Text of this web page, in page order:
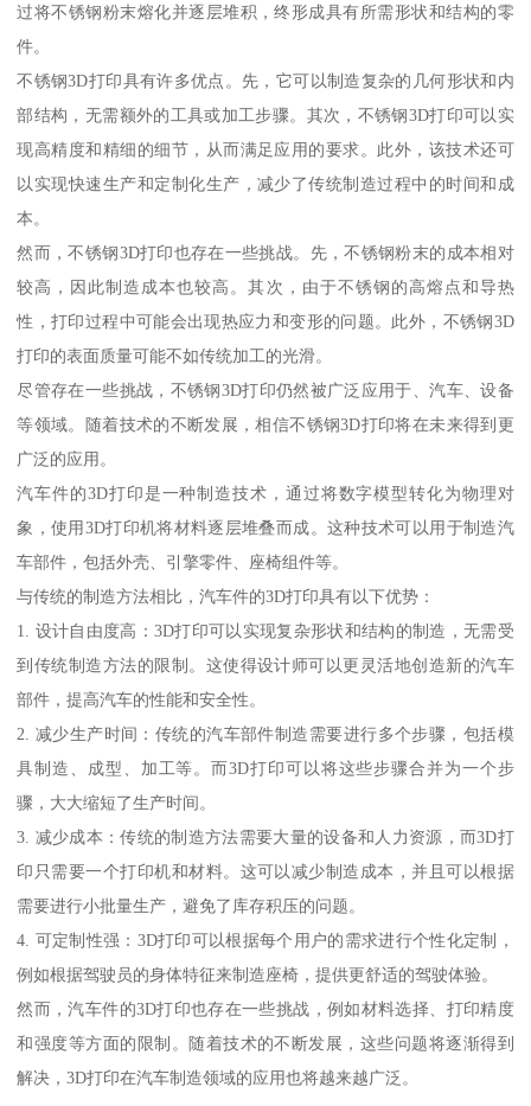
过将不锈钢粉末熔化并逐层堆积，终形成具有所需形状和结构的零
件。
不锈钢3D打印具有许多优点。先，它可以制造复杂的几何形状和内
部结构，无需额外的工具或加工步骤。其次，不锈钢3D打印可以实
现高精度和精细的细节，从而满足应用的要求。此外，该技术还可
以实现快速生产和定制化生产，减少了传统制造过程中的时间和成
本。
然而，不锈钢3D打印也存在一些挑战。先，不锈钢粉末的成本相对
较高，因此制造成本也较高。其次，由于不锈钢的高熔点和导热
性，打印过程中可能会出现热应力和变形的问题。此外，不锈钢3D
打印的表面质量可能不如传统加工的光滑。
尽管存在一些挑战，不锈钢3D打印仍然被广泛应用于、汽车、设备
等领域。随着技术的不断发展，相信不锈钢3D打印将在未来得到更
广泛的应用。
汽车件的3D打印是一种制造技术，通过将数字模型转化为物理对
象，使用3D打印机将材料逐层堆叠而成。这种技术可以用于制造汽
车部件，包括外壳、引擎零件、座椅组件等。
与传统的制造方法相比，汽车件的3D打印具有以下优势：
1. 设计自由度高：3D打印可以实现复杂形状和结构的制造，无需受
到传统制造方法的限制。这使得设计师可以更灵活地创造新的汽车
部件，提高汽车的性能和安全性。
2. 减少生产时间：传统的汽车部件制造需要进行多个步骤，包括模
具制造、成型、加工等。而3D打印可以将这些步骤合并为一个步
骤，大大缩短了生产时间。
3. 减少成本：传统的制造方法需要大量的设备和人力资源，而3D打
印只需要一个打印机和材料。这可以减少制造成本，并且可以根据
需要进行小批量生产，避免了库存积压的问题。
4. 可定制性强：3D打印可以根据每个用户的需求进行个性化定制，
例如根据驾驶员的身体特征来制造座椅，提供更舒适的驾驶体验。
然而，汽车件的3D打印也存在一些挑战，例如材料选择、打印精度
和强度等方面的限制。随着技术的不断发展，这些问题将逐渐得到
解决，3D打印在汽车制造领域的应用也将越来越广泛。